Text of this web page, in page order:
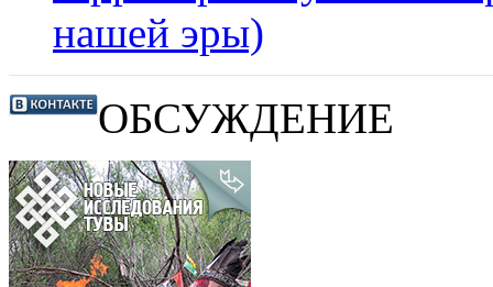
нашей эры)
ОБСУЖДЕНИЕ